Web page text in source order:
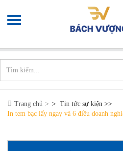
Trang chủ > Tin tức sự kiện >>
In tem bạc lấy ngay và 6 điều doanh